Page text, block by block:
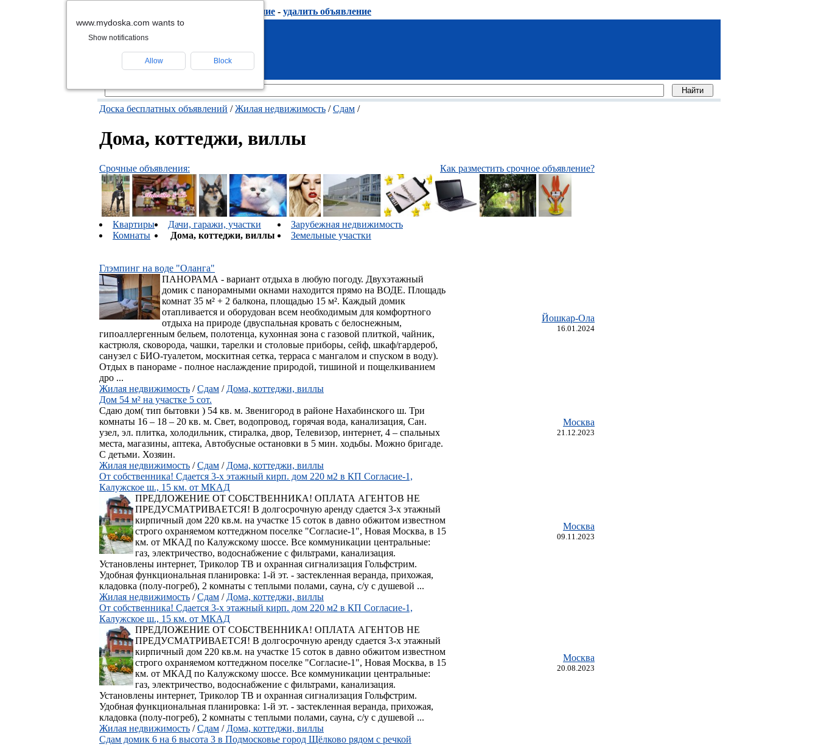
подать объявление - удалить объявление
Доска бесплатных объявлений /Жилая недвижимость /Сдам /
Дома, коттеджи, виллы
Срочные объявления: Как разместить срочное объявление?
Квартиры
Комнаты
Дачи, гаражи, участки
Дома, коттеджи, виллы
Зарубежная недвижимость
Земельные участки
Глэмпинг на воде "Оланга"
ПАНОРАМА - вариант отдыха в любую погоду. Двухэтажный
домик с панорамными окнами находится прямо на ВОДЕ. Площадь
комнат 35 м² + 2 балкона, площадью 15 м². Каждый домик
отапливается и оборудован всем необходимым для комфортного
отдыха на природе (двуспальная кровать с белоснежным,
гипоаллергенным бельем, полотенца, кухонная зона с газовой плиткой, чайник,
кастрюля, сковорода, чашки, тарелки и столовые приборы, сейф, шкаф/гардероб,
санузел с БИО-туалетом, москитная сетка, терраса с мангалом и спуском в воду).
Отдых в панораме - полное наслаждение природой, тишиной и пощелкиванием
дро ...
Йошкар-Ола
16.01.2024
Жилая недвижимость /Сдам / Дома, коттеджи, виллы
Дом 54 м² на участке 5 сот.
Сдаю дом( тип бытовки ) 54 кв. м. Звенигород в районе Нахабинского ш. Три
комнаты 16 – 18 – 20 кв. м. Свет, водопровод, горячая вода, канализация, Сан.
узел, эл. плитка, холодильник, стиралка, двор, Телевизор, интернет, 4 – спальных
места, магазины, аптека, Автобусные остановки в 5 мин. ходьбы. Можно бригаде.
С детьми. Хозяин.
Москва
21.12.2023
Жилая недвижимость /Сдам / Дома, коттеджи, виллы
От собственника! Сдается 3-х этажный кирп. дом 220 м2 в КП Согласие-1,
Калужское ш., 15 км. от МКАД
ПРЕДЛОЖЕНИЕ ОТ СОБСТВЕННИКА! ОПЛАТА АГЕНТОВ НЕ
ПРЕДУСМАТРИВАЕТСЯ! В долгосрочную аренду сдается 3-х этажный
кирпичный дом 220 кв.м. на участке 15 соток в давно обжитом известном
строго охраняемом коттеджном поселке "Согласие-1", Новая Москва, в 15
км. от МКАД по Калужскому шоссе. Все коммуникации центральные:
газ, электричество, водоснабжение с фильтрами, канализация.
Установлены интернет, Триколор ТВ и охранная сигнализация Гольфстрим.
Удобная функциональная планировка: 1-й эт. - застекленная веранда, прихожая,
кладовка (полу-погреб), 2 комнаты с теплыми полами, сауна, с/у с душевой ...
Москва
09.11.2023
Жилая недвижимость /Сдам / Дома, коттеджи, виллы
От собственника! Сдается 3-х этажный кирп. дом 220 м2 в КП Согласие-1,
Калужское ш., 15 км. от МКАД
ПРЕДЛОЖЕНИЕ ОТ СОБСТВЕННИКА! ОПЛАТА АГЕНТОВ НЕ
ПРЕДУСМАТРИВАЕТСЯ! В долгосрочную аренду сдается 3-х этажный
кирпичный дом 220 кв.м. на участке 15 соток в давно обжитом известном
строго охраняемом коттеджном поселке "Согласие-1", Новая Москва, в 15
км. от МКАД по Калужскому шоссе. Все коммуникации центральные:
газ, электричество, водоснабжение с фильтрами, канализация.
Установлены интернет, Триколор ТВ и охранная сигнализация Гольфстрим.
Удобная функциональная планировка: 1-й эт. - застекленная веранда, прихожая,
кладовка (полу-погреб), 2 комнаты с теплыми полами, сауна, с/у с душевой ...
Москва
20.08.2023
Жилая недвижимость /Сдам / Дома, коттеджи, виллы
Сдам домик 6 на 6 высота 3 в Подмосковье город Щёлково рядом с речкой
www.mydoska.com wants to
Show notifications
Allow Block